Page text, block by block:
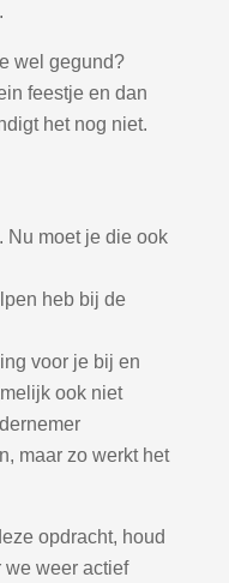
wel gegund?
feestje en dan
het nog niet.
Nu moet je die ook
heb bij de
voor je bij en
ook niet
maar zo werkt het
opdracht, houd
we weer actief